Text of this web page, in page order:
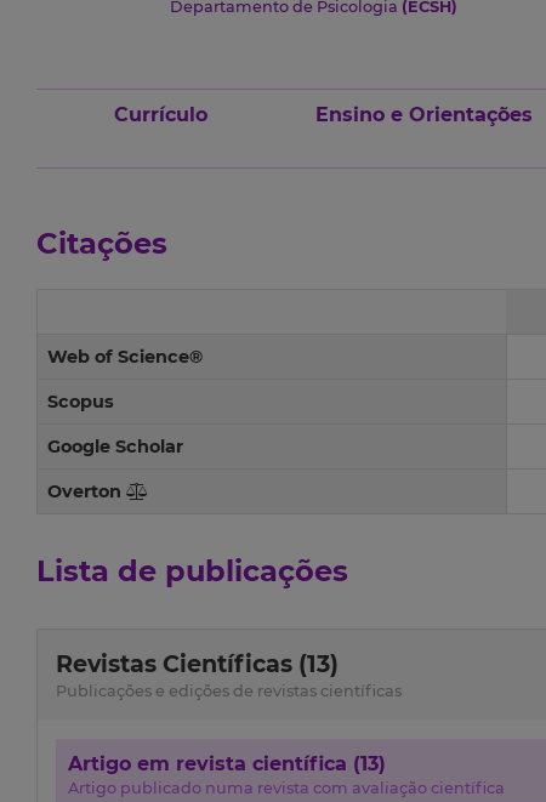
Departamento de Psicologia (ECSH)
Currículo Ensino e Orientações
Citações
Web of Science®
Scopus
Google Scholar
Overton
Lista de publicações
Revistas Científicas (13)
Publicações e edições de revistas científicas
Artigo em revista científica (13)
Artigo publicado numa revista com avaliação científica